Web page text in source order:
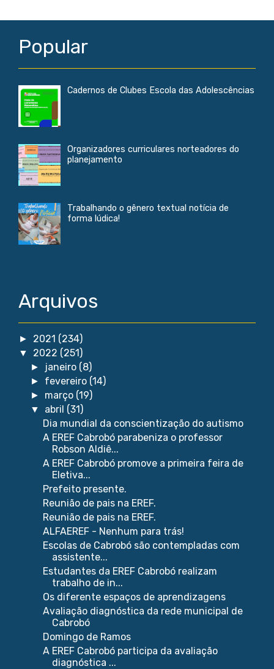
Popular
Cadernos de Clubes Escola das Adolescências
Organizadores curriculares norteadores do
planejamento
Trabalhando o gênero textual notícia de
forma lúdica!
Arquivos
► 2021 (234)
▼ 2022 (251)
► janeiro (8)
► fevereiro (14)
► março (19)
▼ abril (31)
Dia mundial da conscientização do autismo
A EREF Cabrobó parabeniza o professor
Robson Aldiê...
A EREF Cabrobó promove a primeira feira de
Eletiva...
Prefeito presente.
Reunião de pais na EREF.
Reunião de pais na EREF.
ALFAEREF - Nenhum para trás!
Escolas de Cabrobó são contempladas com
assistente...
Estudantes da EREF Cabrobó realizam
trabalho de in...
Os diferente espaços de aprendizagens
Avaliação diagnóstica da rede municipal de
Cabrobó
Domingo de Ramos
A EREF Cabrobó participa da avaliação
diagnóstica ...